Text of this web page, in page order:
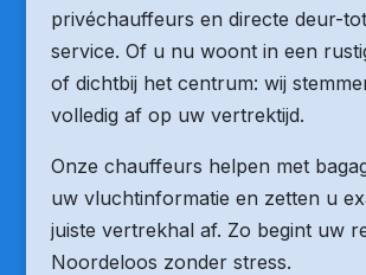
privéchauffeurs en directe deur-
service. Of u nu woont in een
of dichtbij het centrum: wij
volledig af op uw vertrektijd.
Onze chauffeurs helpen met
uw vluchtinformatie en zetten u
juiste vertrekhal af. Zo begint uw
Noordeloos zonder stress.